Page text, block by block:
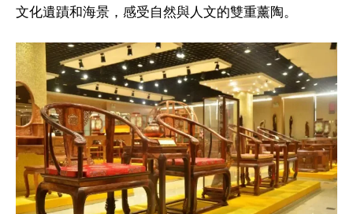
文化遺蹟和海景，感受自然與人文的雙重薰陶。